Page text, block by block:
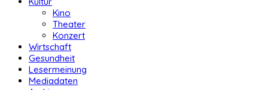
Kino
Theater
Konzert
Wirtschaft
Gesundheit
Lesermeinung
Mediadaten